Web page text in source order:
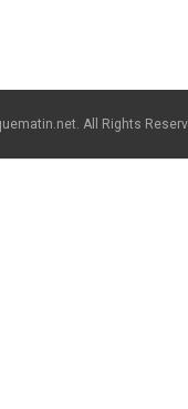
All Rights